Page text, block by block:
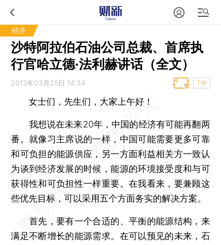
经济
沙特阿拉伯石油公司总裁、首席执
行官哈立德·法利赫讲话（全文）
2013年03月25日 14:34 T中
女士们，先生们，大家上午好！
我想说在未来20年，中国的经济有可能再翻两
番。就像习主席说的一样，中国可能需要更多可靠
和可负担的能源供应，另一方面利益相关方一致认
为谈到经济发展的时候，能源的环境接受度和与可
获得性和可负担性一样重要。在我看来，要兼顾这
些优先目标，可以采用五个方面务实的解决方案。
首先，要有一个合适的、平衡的能源结构，来
满足不断增长的能源需求。在可以预见的未来，石